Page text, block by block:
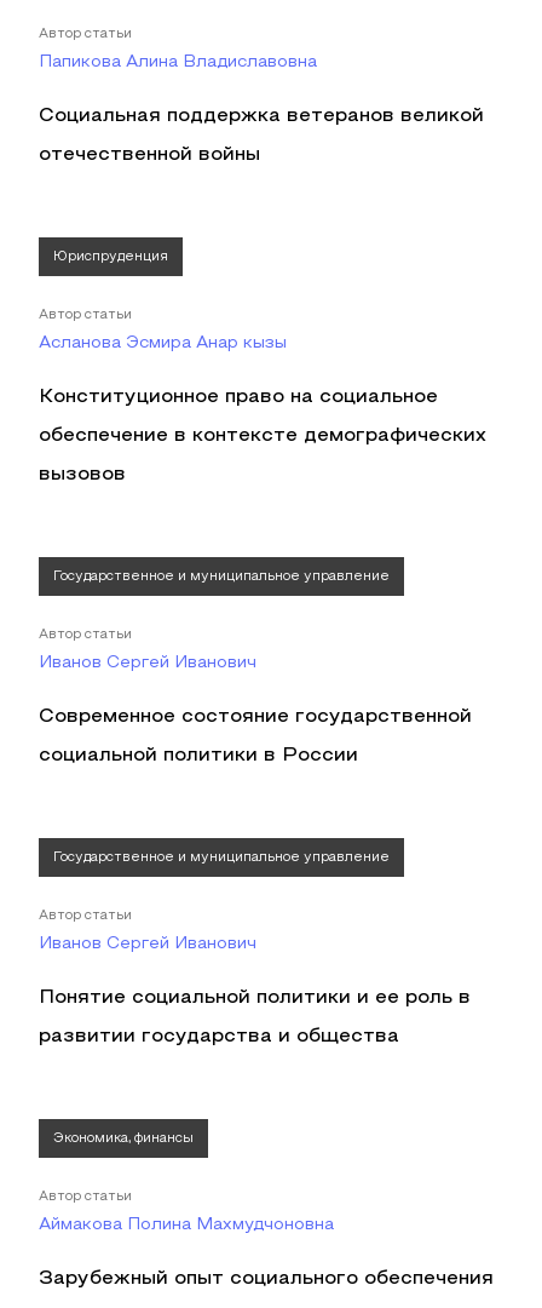
Автор статьи
Папикова Алина Владиславовна
Социальная поддержка ветеранов великой
отечественной войны
Юриспруденция
Автор статьи
Асланова Эсмира Анар кызы
Конституционное право на социальное
обеспечение в контексте демографических
вызовов
Государственное и муниципальное управление
Автор статьи
Иванов Сергей Иванович
Современное состояние государственной
социальной политики в России
Государственное и муниципальное управление
Автор статьи
Иванов Сергей Иванович
Понятие социальной политики и ее роль в
развитии государства и общества
Экономика, финансы
Автор статьи
Аймакова Полина Махмудчоновна
Зарубежный опыт социального обеспечения